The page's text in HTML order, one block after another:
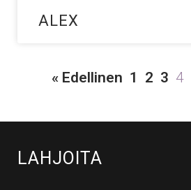
ALEX
« Edellinen 1 2 3 4
LAHJOITA